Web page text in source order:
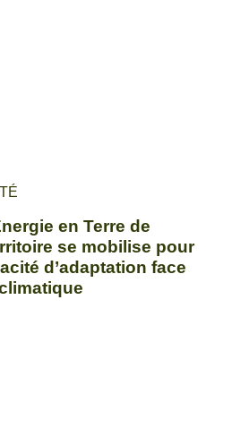
en Terre de
se mobilise pour
d’adaptation face